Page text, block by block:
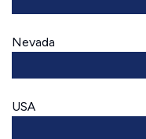
Nevada
USA